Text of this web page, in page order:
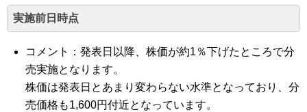
実施前日時点
コメント：発表日以降、株価が約1％下げたところで分
売実施となります。
株価は発表日とあまり変わらない水準となっており、分
売価格も1,600円付近となっています。